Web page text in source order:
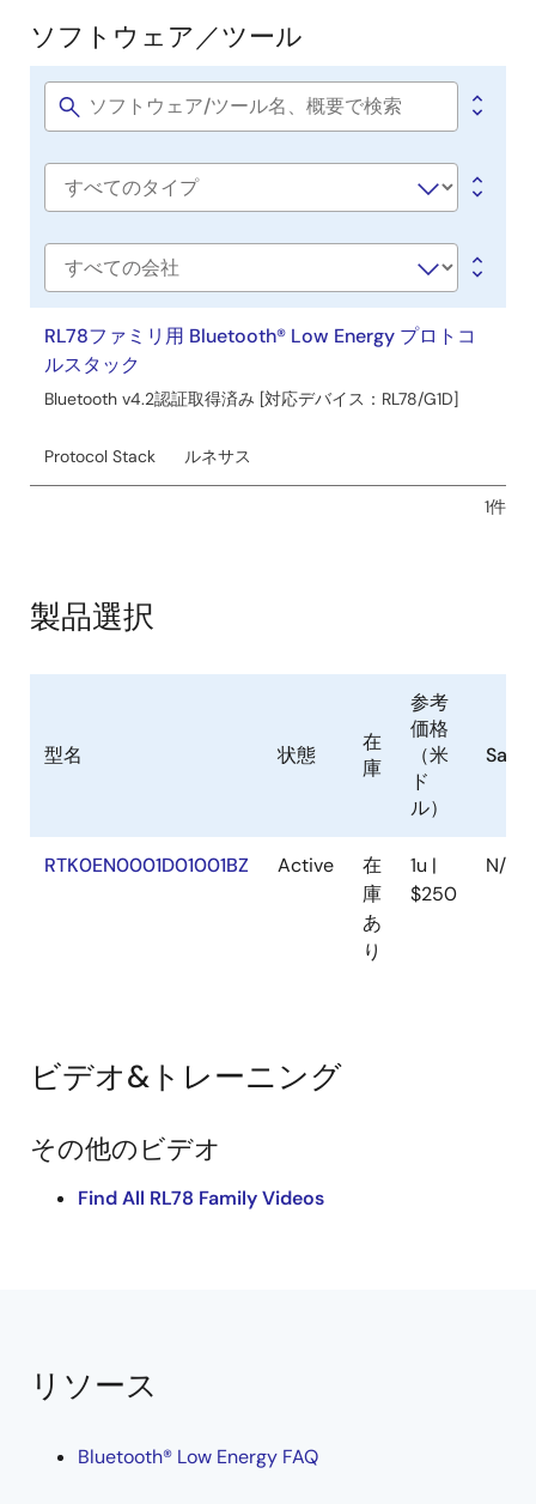
2022年1月31日
アプリケーションノート
RL78/G1D モジュール モジュール制御ソフトウェア Rev.1.11
AI生成コンテンツ:
本資料は、RL78/G1Dモジュール制御
用ソフトウェア構成を説明している。Host MCUプログラム
はユーザアプリケーションとBLE通信をrBLE APIで管理し、
GAPやGATT、独自プロファイルをサポートする。モジュー
ルとのシリアル通信はRSCIPプロトコルで行い、リンク確立
ファームウェアのビルド方法や通信処理の流れも記載され
ている。
関連ファイル：
2022年1月31日
PDF
2.24 MB
Bluetooth Low Energy プロトコルスタック ユーザーズマ
ニュアル Rev.1.19
PDF
2.17 MB English
ニュアル Rev.1.20
関連ファイル：
ライブラリ
AI生成コンテンツ:
います。広告データや受信強度（RSSI）、接続デバイスの
サービスやキャラクタリスティックを表示し、キャラクタ
発
ソ
フ
ト
ウ
ア
／
ツ
ー
ル
ソフトウェア／ツール
Software
Software
社
名
RL78ファミリ用 Bluetooth® Low Energy プロトコ
ルスタック
Bluetooth v4.2認証取得済み [対応デバイス：RL78/G1D]
Protocol Stack ルネサス
1件
製品選択
型名 状態
在
庫
参考
価格
（米
ド
ル）
RTK0EN0001D01001BZ Active
在
庫
あ
り
1u |
$250
N/A
ビデオ&トレーニング
その他のビデオ
Find All RL78 Family Videos
リソース
Bluetooth® Low Energy FAQ